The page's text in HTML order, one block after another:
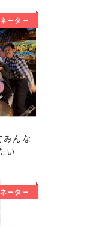
ーター
みんな
い
ーター